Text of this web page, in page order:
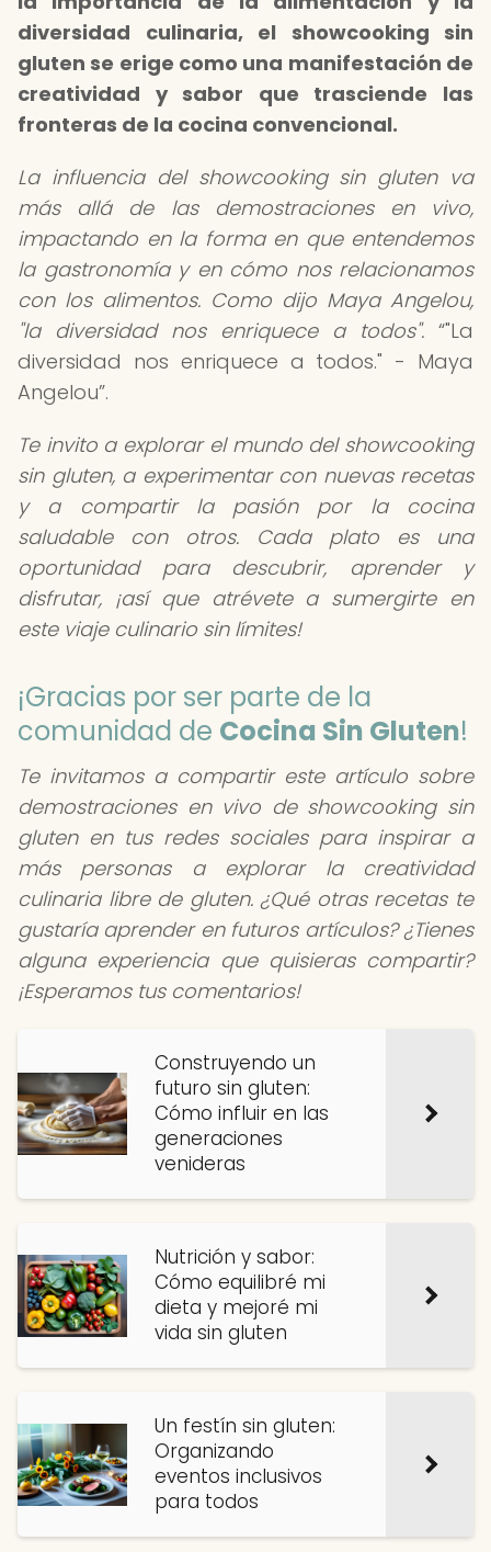
diversidad culinaria, el showcooking sin
gluten se erige como una manifestación de
creatividad y sabor que trasciende las
fronteras de la cocina convencional.
La influencia del showcooking sin gluten va
más allá de las demostraciones en vivo,
impactando en la forma en que entendemos
la gastronomía y en cómo nos relacionamos
con los alimentos. Como dijo Maya Angelou,
"la diversidad nos enriquece a todos".
"La
diversidad nos enriquece a todos." - Maya
Angelou .
Te invito a explorar el mundo del showcooking
sin gluten, a experimentar con nuevas recetas
y a compartir la pasión por la cocina
saludable con otros. Cada plato es una
oportunidad para descubrir, aprender y
disfrutar, ¡así que atrévete a sumergirte en
este viaje culinario sin límites!
¡Gracias por ser parte de la
comunidad de Cocina Sin Gluten!
Te invitamos a compartir este artículo sobre
demostraciones en vivo de showcooking sin
gluten en tus redes sociales para inspirar a
más personas a explorar la creatividad
culinaria libre de gluten. ¿Qué otras recetas te
gustaría aprender en futuros artículos? ¿Tienes
alguna experiencia que quisieras compartir?
¡Esperamos tus comentarios!
Construyendo un
futuro sin gluten:
Cómo influir en las
generaciones
venideras
Nutrición y sabor:
Cómo equilibré mi
dieta y mejoré mi
vida sin gluten
Un festín sin gluten:
Organizando
eventos inclusivos
para todos